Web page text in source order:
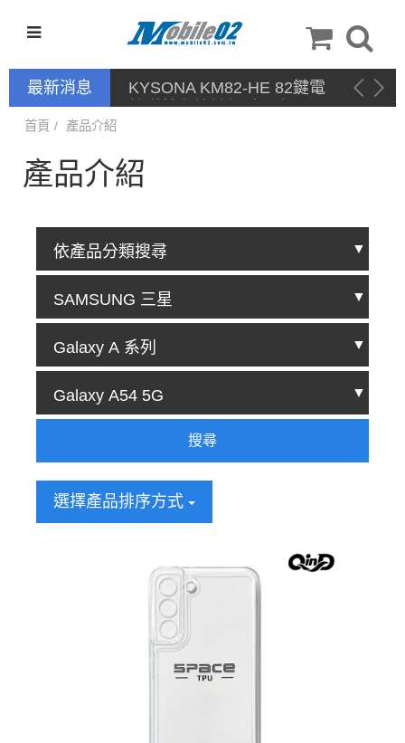
最新消息
KYSONA KM82-HE 82鍵電
競磁軸有線鍵盤 產品網頁驅
首頁 產品介紹
產品介紹
搜尋
選擇產品排序方式